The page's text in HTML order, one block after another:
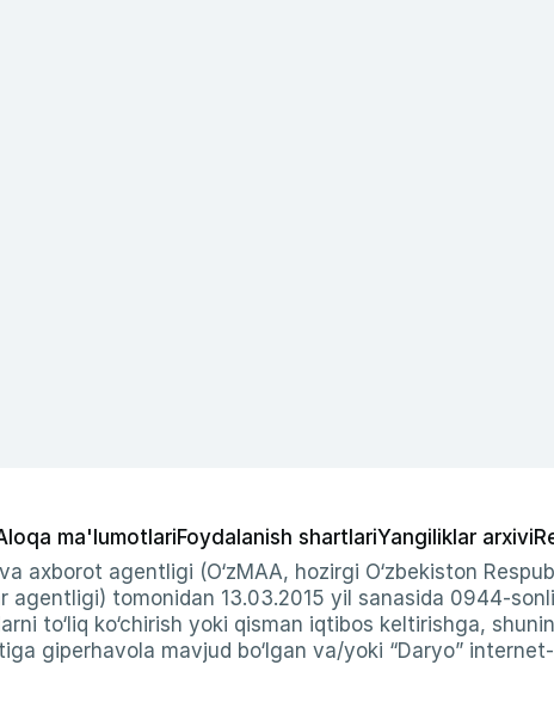
ma'lumotlariFoydalanish shartlariYangiliklar arxivi
axborot agentligi (O‘zMAA, hozirgi O‘zbekiston
tomonidan 13.03.2015 yil sanasida 0944-
to‘liq ko‘chirish yoki qisman iqtibos keltirishga,
giperhavola mavjud bo‘lgan va/yoki “Daryo”